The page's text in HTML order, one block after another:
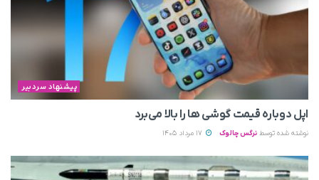
پیشنهاد سردبیر
اپل دوباره قیمت‌ گوشی ها را بالا می‌برد
نوشته شده توسط نرگس چالوک